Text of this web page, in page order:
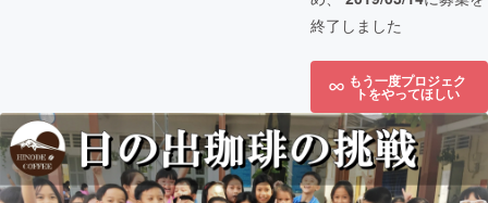
終了しました
もう一度プロジェク
トをやってほしい